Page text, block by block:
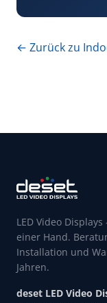
← Zurück zu
LED Video
einer Hand.
Installation und
Jahren.
deset LED Video